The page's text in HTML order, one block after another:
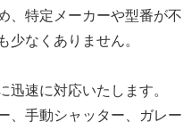
、特定メーカーや型番が不
なくありません。
速に対応いたします。
、手動シャッター、ガレー